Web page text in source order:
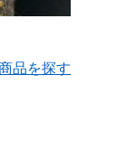
品を探す